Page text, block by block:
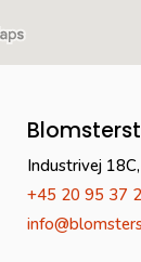
Industrivej
+45 20 95 37